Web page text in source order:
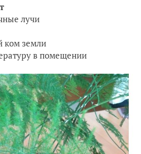
лучи
ком земли
в помещении